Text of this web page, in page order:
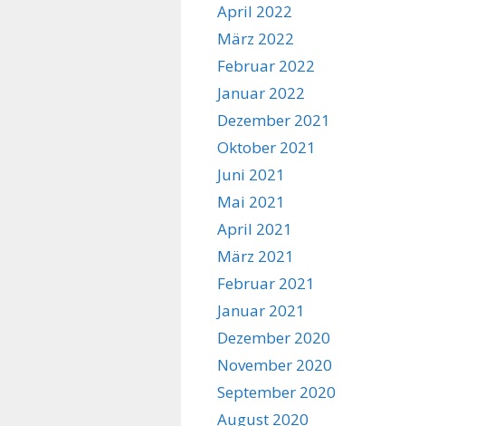
April 2022
März 2022
Februar 2022
Januar 2022
Dezember 2021
Oktober 2021
Juni 2021
Mai 2021
April 2021
März 2021
Februar 2021
Januar 2021
Dezember 2020
November 2020
September 2020
August 2020